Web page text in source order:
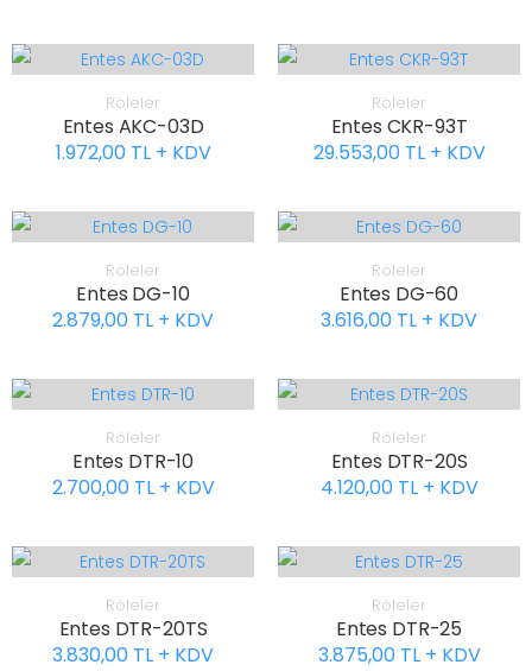
Röleler
Entes AKC-03D
1.972,00 TL + KDV
Röleler
Entes CKR-93T
29.553,00 TL + KDV
Röleler
Entes DG-10
2.879,00 TL + KDV
Röleler
Entes DG-60
3.616,00 TL + KDV
Röleler
Entes DTR-10
2.700,00 TL + KDV
Röleler
Entes DTR-20S
4.120,00 TL + KDV
Röleler
Entes DTR-20TS
3.830,00 TL + KDV
Röleler
Entes DTR-25
3.875,00 TL + KDV